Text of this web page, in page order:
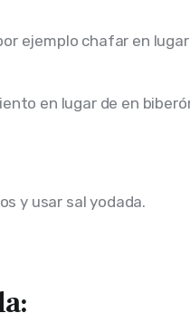
ejemplo chafar en
en lugar de en
y usar sal yodada.